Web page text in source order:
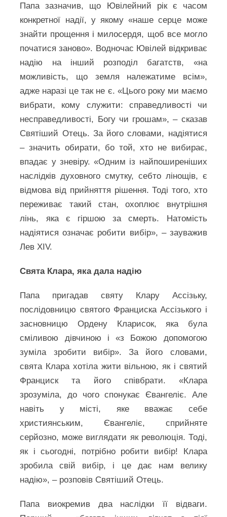
Папа зазначив, що Ювілейний рік є часом
конкретної надії, у якому «наше серце може
знайти прощення і милосердя, щоб все могло
початися заново». Водночас Ювілей відкриває
надію на інший розподіл багатств, «на
можливість, що земля належатиме всім»,
адже наразі це так не є. «Цього року ми маємо
вибрати, кому служити: справедливості чи
несправедливості, Богу чи грошам», – сказав
Святіший Отець. За його словами, надіятися
– значить обирати, бо той, хто не вибирає,
впадає у зневіру. «Одним із найпоширеніших
наслідків духовного смутку, себто лінощів, є
відмова від прийняття рішення. Тоді того, хто
переживає такий стан, охоплює внутрішня
лінь, яка є гіршою за смерть. Натомість
надіятися означає робити вибір», – зауважив
Лев XIV.
Свята Клара, яка дала надію
Папа пригадав святу Клару Ассізьку,
послідовницю святого Франциска Ассізького і
засновницю Ордену Кларисок, яка була
сміливою дівчиною і «з Божою допомогою
зуміла зробити вибір». За його словами,
свята Клара хотіла жити вільною, як і святий
Франциск та його співбрати. «Клара
зрозуміла, до чого спонукає Євангеліє. Але
навіть у місті, яке вважає себе
християнським, Євангеліє, сприйняте
серйозно, може виглядати як революція. Тоді,
як і сьогодні, потрібно робити вибір! Клара
зробила свій вибір, і це дає нам велику
надію», – розповів Святіший Отець.
Папа виокремив два наслідки її відваги.